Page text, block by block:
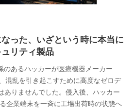
った、いざという時に本当に
リティ製品
あるハッカーが医療機器メーカー
混乱を引き起こすために高度なゼロデ
ありませんでした。侵入後、ハッカー
企業端末を一斉に工場出荷時の状態へ